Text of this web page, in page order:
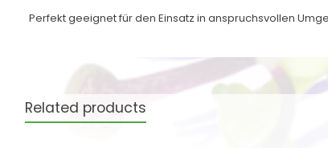
Perfekt geeignet für den Einsatz in anspruchsvollen
Related products